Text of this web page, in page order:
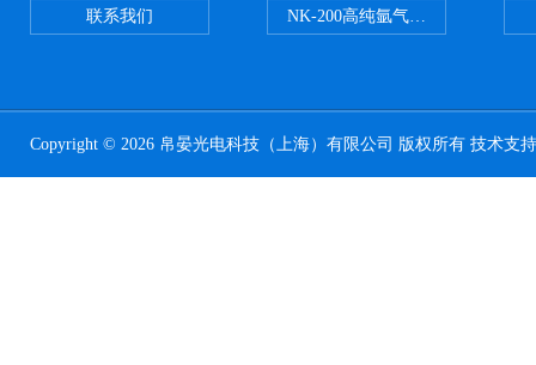
联系我们 NK-200高纯氩气纯度分析仪
Copyright © 2026 帛晏光电科技（上海）有限公司 版权所有 技术支